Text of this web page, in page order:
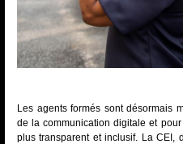
Les agents formés sont désormais
de la communication digitale et
plus transparent et inclusif. La CEI,